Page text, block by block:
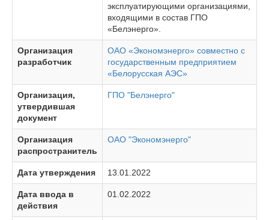
эксплуатирующими организациями,
входящими в состав ГПО
«Белэнерго».
Организация
разработчик
ОАО «Экономэнерго» совместно с
государственным предприятием
«Белорусская АЭС»
Организация,
утвердившая
документ
ГПО "Белэнерго"
Организация
распространитель
ОАО "Экономэнерго"
Дата утверждения 13.01.2022
Дата ввода в
действия
01.02.2022